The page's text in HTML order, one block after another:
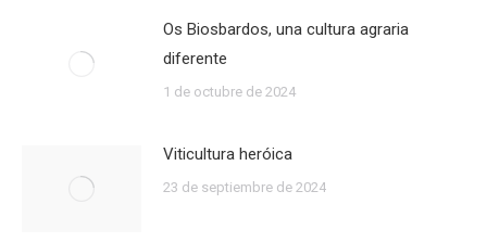
Os Biosbardos, una cultura agraria
diferente
1 de octubre de 2024
Viticultura heróica
23 de septiembre de 2024